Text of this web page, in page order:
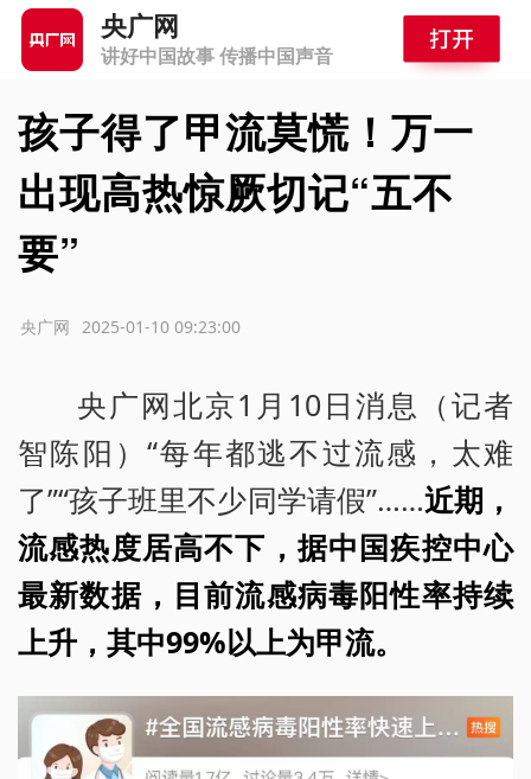
央广网
讲好中国故事 传播中国声音
孩子得了甲流莫慌！万一
出现高热惊厥切记“五不
要”
2025-01-10 09:23:00
央广网
央广网北京1月10日消息（记者
智陈阳）“每年都逃不过流感，太难
了”“孩子班里不少同学请假”……近期，
流感热度居高不下，据中国疾控中心
最新数据，目前流感病毒阳性率持续
上升，其中99%以上为甲流。